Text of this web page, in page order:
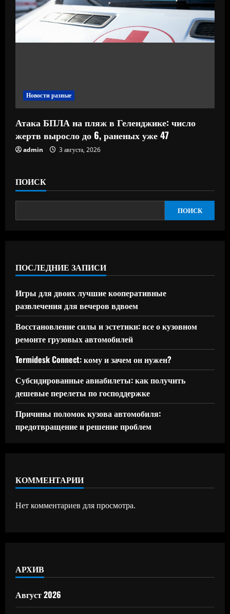
Новости разные
Атака БПЛА на пляж в Геленджике: число
жертв выросло до 6, раненых уже 47
admin 3 августа, 2026
ПОИСК
ПОИСК
ПОСЛЕДНИЕ ЗАПИСИ
Игры для двоих лучшие кооперативные
развлечения для вечеров вдвоем
Восстановление силы и эстетики: все о кузовном
ремонте грузовых автомобилей
Termidesk Connect: кому и зачем он нужен?
Субсидированные авиабилеты: как получить
дешевые перелеты по господдержке
Причины поломок кузова автомобиля:
предотвращение и решение проблем
КОММЕНТАРИИ
Нет комментариев для просмотра.
АРХИВ
Август 2026